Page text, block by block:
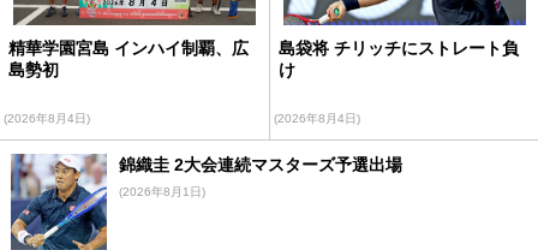
精華学園宮島 インハイ制覇、広
島勢初
(2026年8月4日)
島袋将 チリッチにストレート負
け
(2026年8月4日)
錦織圭 2大会連続マスターズ予選出場
(2026年8月1日)